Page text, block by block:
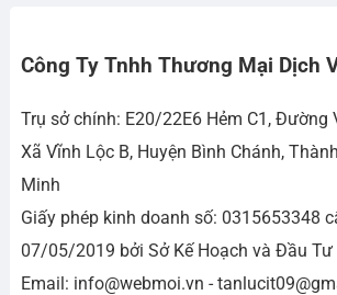
Công Ty Tnhh Thương Mại Dịch
Trụ sở chính: E20/22E6 Hẻm C1, Đường
Xã Vĩnh Lộc B, Huyện Bình Chánh,
Minh
Giấy phép kinh doanh số: 0315653348
07/05/2019 bởi Sở Kế Hoạch và Đầu Tư
Email: info@webmoi.vn -